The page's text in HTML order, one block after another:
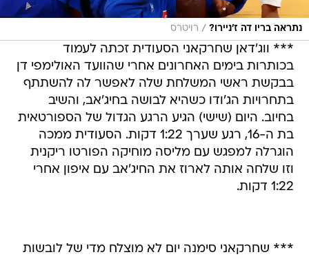
נתראה בריו דה ז'ניירו? / רויטרס
*** ווג'דאן שחרקאני הסעודית זכתה לעמוד
בכותרות בימים האחרונים אחרי שהוועד האולימפי דן
בבקשת ראשי המשלחת שלה לאפשר לה להשתתף
בתחרויות הג'ודו כשהיא לבושה בחיג'אב, והשיב
בחיוב. היום (שישי) הגיע הרגע הגדול של הספורטאית
בת ה-16, רגע שערך 1:22 דקות. הסעודית ממכה
הוגרלה למפגש עם מליסה מוחיקה הפורטו ריקנית
וזו שלחה אותה לארוז את החיג'אב עם איפון אחרי
1:22 דקות.
*** שחרקאני סימנה יום לא מוצלח מדי של לובשות